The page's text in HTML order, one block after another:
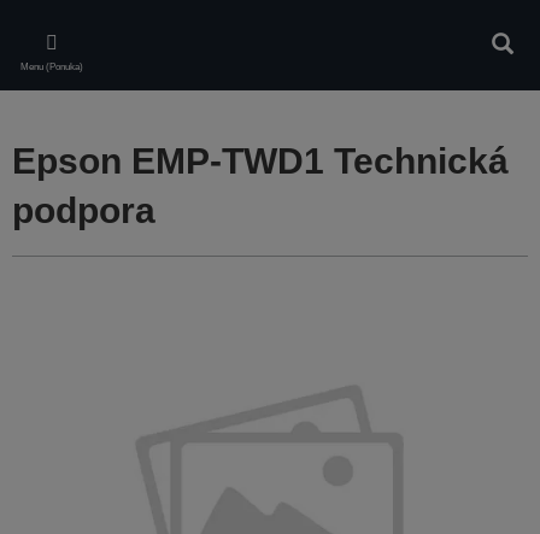
main
content
Menu (Ponuka)
Epson EMP-TWD1 Technická
podpora